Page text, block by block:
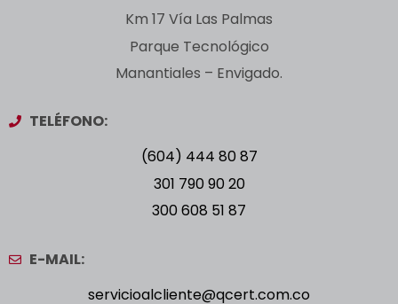
Km 17 Vía Las Palmas
Parque Tecnológico
Manantiales – Envigado.
TELÉFONO:
(604) 444 80 87
301 790 90 20
300 608 51 87
E-MAIL:
servicioalcliente@qcert.com.co